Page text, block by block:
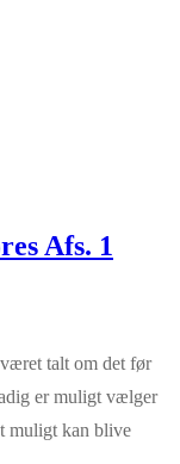
Afs. 1
talt om det før
er muligt vælger
muligt kan blive